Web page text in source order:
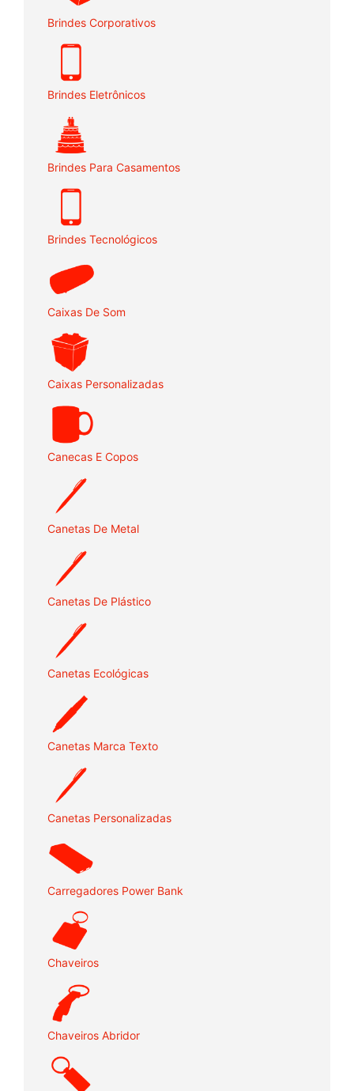
Brindes Corporativos
Brindes Eletrônicos
Brindes Para Casamentos
Brindes Tecnológicos
Caixas De Som
Caixas Personalizadas
Canecas E Copos
Canetas De Metal
Canetas De Plástico
Canetas Ecológicas
Canetas Marca Texto
Canetas Personalizadas
Carregadores Power Bank
Chaveiros
Chaveiros Abridor